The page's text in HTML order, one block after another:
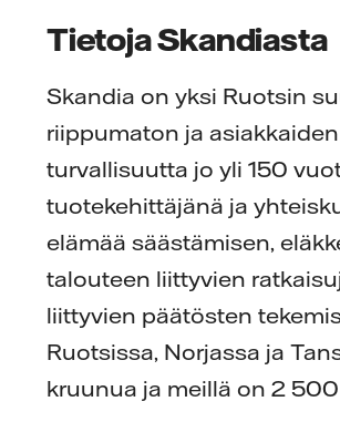
Tietoja Skandiasta
Skandia on yksi Ruotsin
riippumaton ja
turvallisuutta jo yli 150
tuotekehittäjänä ja
elämää säästämisen,
talouteen liittyvien
liittyvien päätösten
Ruotsissa, Norjassa ja
kruunua ja meillä on 2